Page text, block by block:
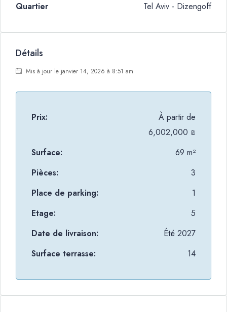
Quartier
Tel Aviv - Dizengoff
Détails
Mis à jour le janvier 14, 2026 à 8:51 am
Prix:
À partir de
6,002,000 ₪
Surface:
69 m²
Pièces:
3
Place de parking:
1
Etage:
5
Date de livraison:
Été 2027
Surface terrasse:
14